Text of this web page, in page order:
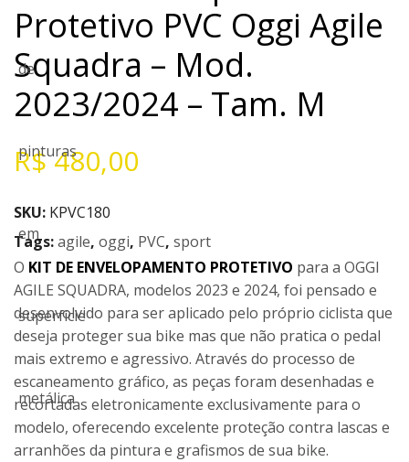
Protetivo PVC Oggi Agile
Squadra – Mod.
2023/2024 – Tam. M
R$480,00
SKU: KPVC180
Tags:agile, oggi, PVC, sport
O KIT DE ENVELOPAMENTO PROTETIVO para a OGGI
AGILE SQUADRA, modelos 2023 e 2024, foi pensado e
desenvolvido para ser aplicado pelo próprio ciclista que
deseja proteger sua bike mas que não pratica o pedal
mais extremo e agressivo. Através do processo de
escaneamento gráfico, as peças foram desenhadas e
recortadas eletronicamente exclusivamente para o
modelo, oferecendo excelente proteção contra lascas e
arranhões da pintura e grafismos de sua bike.